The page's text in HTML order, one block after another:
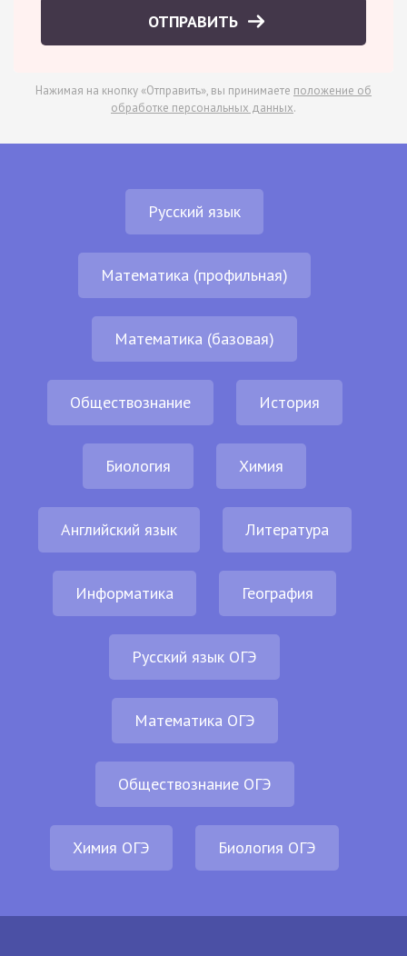
ОТПРАВИТЬ
Нажимая на кнопку «Отправить», вы принимаете положение об
обработке персональных данных.
Русский язык
Математика (профильная)
Математика (базовая)
Обществознание История
Биология Химия
Английский язык Литература
Информатика География
Русский язык ОГЭ
Математика ОГЭ
Обществознание ОГЭ
Химия ОГЭ Биология ОГЭ